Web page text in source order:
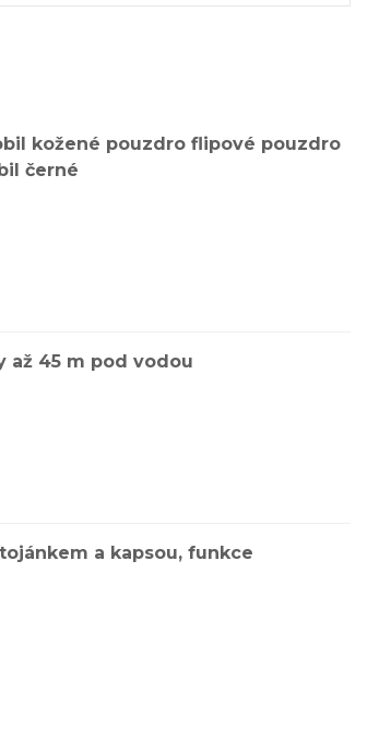
kožené pouzdro flipové pouzdro
černé
až 45 m pod vodou
a kapsou, funkce